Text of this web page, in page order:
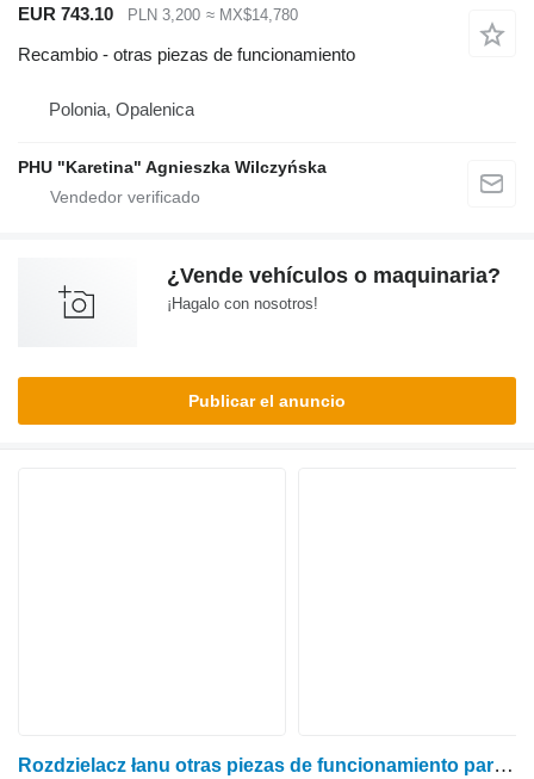
EUR 743.10 PLN 3,200 ≈ MX$14,780
Recambio - otras piezas de funcionamiento
Polonia, Opalenica
PHU "Karetina" Agnieszka Wilczyńska
¿Vende vehículos o maquinaria?
¡Hagalo con nosotros!
Publicar el anuncio
Rozdzielacz łanu otras piezas de funcionamiento para Claas Lexion Tucano Medion cosechadora de cereales